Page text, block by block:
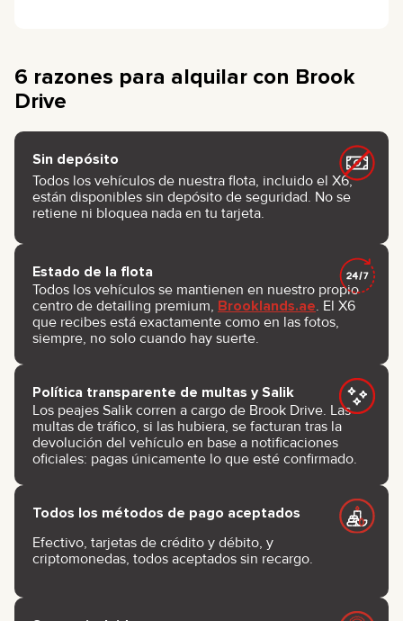
6 razones para alquilar con Brook
Drive
Sin depósito
Todos los vehículos de nuestra flota, incluido el X6,
están disponibles sin depósito de seguridad. No se
retiene ni bloquea nada en tu tarjeta.
Estado de la flota
Todos los vehículos se mantienen en nuestro propio
centro de detailing premium, Brooklands.ae. El X6
que recibes está exactamente como en las fotos,
siempre, no solo cuando hay suerte.
Política transparente de multas y Salik
Los peajes Salik corren a cargo de Brook Drive. Las
multas de tráfico, si las hubiera, se facturan tras la
devolución del vehículo en base a notificaciones
oficiales: pagas únicamente lo que esté confirmado.
Todos los métodos de pago aceptados
Efectivo, tarjetas de crédito y débito, y
criptomonedas, todos aceptados sin recargo.